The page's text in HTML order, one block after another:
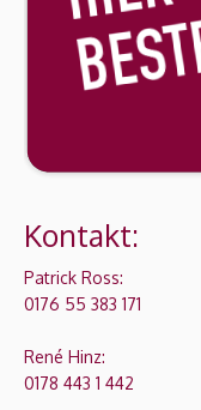
Kontakt:
Patrick Ross:
0176 55 383 171
René Hinz:
0178 443 1 442